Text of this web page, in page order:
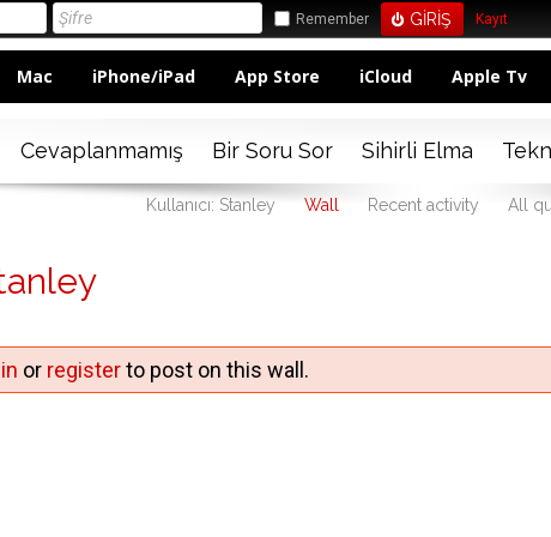
Remember Kayıt
Mac iPhone/iPad App Store iCloud Apple Tv
Cevaplanmamış Bir Soru Sor Sihirli Elma
Kullanıcı: Stanley Wall Recent activity All
or registerto post on this wall.